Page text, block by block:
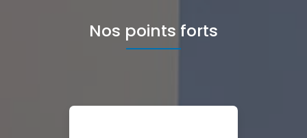
Nos points forts